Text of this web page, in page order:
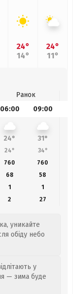
24°
14°
24°
11°
Ранок
06:00 09:00
24° 31°
24° 34°
760 760
68 58
1
1
2 27
уникайте
обіду небо
у
— зима буде